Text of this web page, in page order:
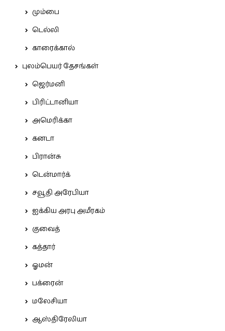
மும்பை
டெல்லி
காரைக்கால்
புலம்பெயர் தேசங்கள்
ஜெர்மனி
பிரிட்டானியா
அமெரிக்கா
கனடா
பிரான்சு
டென்மார்க்
சவூதி அரேபியா
ஐக்கிய அரபு அமீரகம்
குவைத்
கத்தார்
ஓமன்
பக்ரைன்
மலேசியா
ஆஸ்திரேலியா